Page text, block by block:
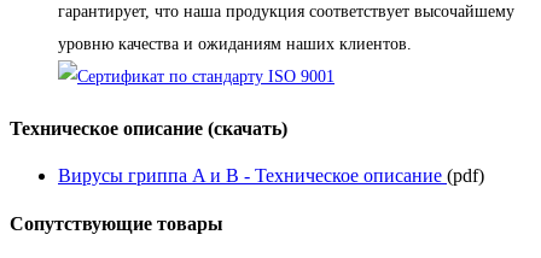
гарантирует, что наша продукция соответствует высочайшему
уровню качества и ожиданиям наших клиентов.
Техническое описание (скачать)
Вирусы гриппа A и B - Техническое описание (pdf)
Сопутствующие товары